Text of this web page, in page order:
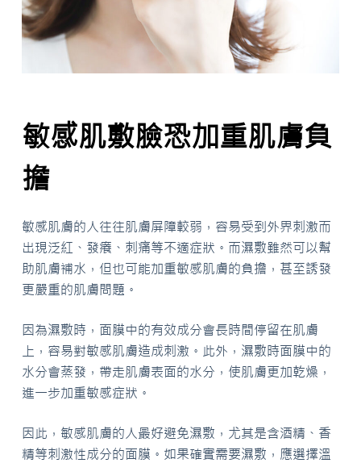
敏感肌敷臉恐加重肌膚負
擔
敏感肌膚的人往往肌膚屏障較弱，容易受到外界刺激而
出現泛紅、發癢、刺痛等不適症狀。而濕敷雖然可以幫
助肌膚補水，但也可能加重敏感肌膚的負擔，甚至誘發
更嚴重的肌膚問題。
因為濕敷時，面膜中的有效成分會長時間停留在肌膚
上，容易對敏感肌膚造成刺激。此外，濕敷時面膜中的
水分會蒸發，帶走肌膚表面的水分，使肌膚更加乾燥，
進一步加重敏感症狀。
因此，敏感肌膚的人最好避免濕敷，尤其是含酒精、香
精等刺激性成分的面膜。如果確實需要濕敷，應選擇溫